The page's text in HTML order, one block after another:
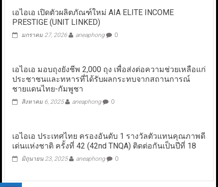
เอไอเอ เปิดตัวผลิตภัณฑ์ใหม่ AIA ELITE INCOME
PRESTIGE (UNIT LINKED)
มกราคม 27, 2026 aneaphong 0
เอไอเอ มอบถุงยังชีพ 2,000 ถุง เพื่อส่งต่อความช่วยเหลือแก่
ประชาชนและทหารที่ได้รับผลกระทบจากสถานการณ์
ชายแดนไทย-กัมพูชา
สิงหาคม 6, 2025 aneaphong 0
เอไอเอ ประเทศไทย ครองอันดับ 1 รางวัลตัวแทนคุณภาพดี
เด่นแห่งชาติ ครั้งที่ 42 (42nd TNQA) ติดต่อกันเป็นปีที่ 18
มิถุนายน 23, 2025 aneaphong 0